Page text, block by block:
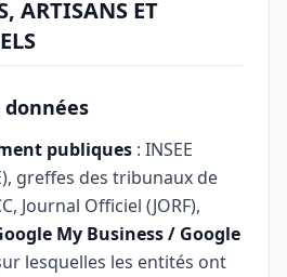
ARTISANS ET
données
publiques : INSEE
greffes des tribunaux de
Journal Officiel (JORF),
My Business / Google
lesquelles les entités ont